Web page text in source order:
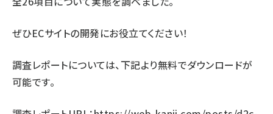
ぜひECサイトの開発にお役立てください！
調査レポートについては、下記より無料でダウンロードが
可能です。